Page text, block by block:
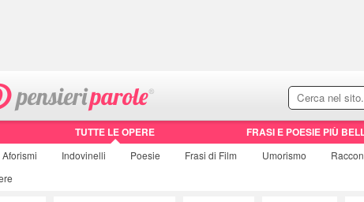
TUTTE LE OPERE FRASI E POESIE PIÙ
Aforismi Indovinelli Poesie Frasi di Film Umorismo